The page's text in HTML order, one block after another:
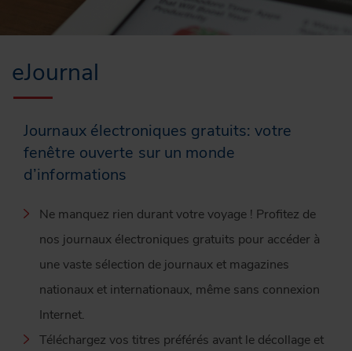
eJournal
Journaux électroniques gratuits: votre
fenêtre ouverte sur un monde
d’informations
Ne manquez rien durant votre voyage ! Profitez de
nos journaux électroniques gratuits pour accéder à
une vaste sélection de journaux et magazines
nationaux et internationaux, même sans connexion
Internet.
Téléchargez vos titres préférés avant le décollage et